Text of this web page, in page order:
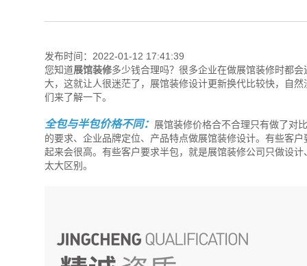
发布时间：2022-01-12 17:41:39
您知道展馆装修多少钱合理吗？很多企业在做展馆装修时都
大，这就让人很迷茫了，展馆装修设计更新换代比较快，自
们来了解一下。
全包与半包价格不同： 展馆装修价格合不合理只有做了对
的要求、企业品牌定位、产品特点做展馆装修设计。有些客
起来会很高。有些客户要求半包，就是展馆装修公司只做设
太大区别。